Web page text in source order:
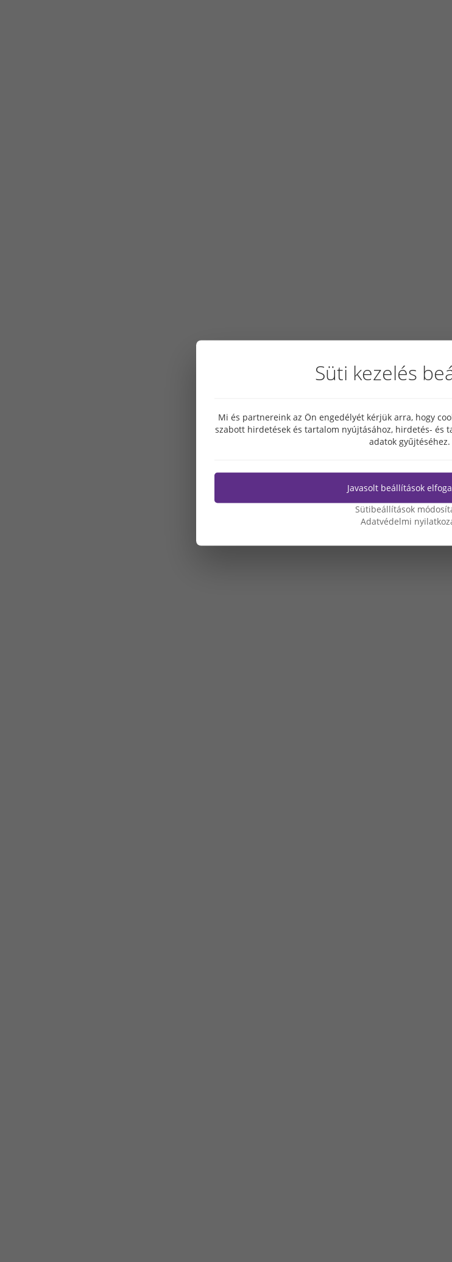
Süti kezelés
Mi és partnereink az Ön engedélyét kérjük arra, hogy
szabott hirdetések és tartalom nyújtásához, hirdetés- és
adatok gyűjtéséhez.
Javasolt beállítások
Sütibeállítások
Adatvédelmi